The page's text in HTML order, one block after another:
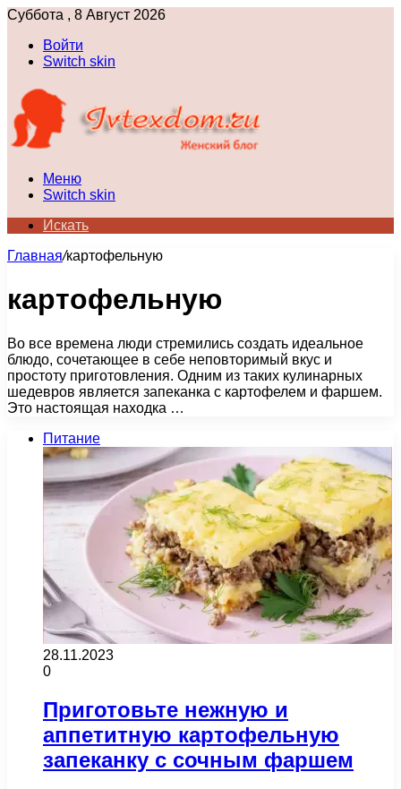
Суббота , 8 Август 2026
Войти
Switch skin
Меню
Switch skin
Искать
Главная/картофельную
картофельную
Во все времена люди стремились создать идеальное
блюдо, сочетающее в себе неповторимый вкус и
простоту приготовления. Одним из таких кулинарных
шедевров является запеканка с картофелем и фаршем.
Это настоящая находка …
Питание
28.11.2023
0
Приготовьте нежную и
аппетитную картофельную
запеканку с сочным фаршем